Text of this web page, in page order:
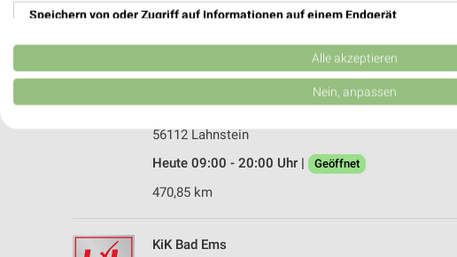
56112 Lahnstein
Heute 09:00 - 20:00 Uhr |
Geöffnet
470,85 km
KiK Bad Ems
Speichern von oder Zugriff auf Informationen auf einem Endgerät
Verwendung reduzierter Daten zur Auswahl von Werbeanzeigen
Erstellung von Profilen für personalisierte Werbung
Erstellung von Profilen zur Personalisierung von Inhalten
Verwendung von Profilen zur Auswahl personalisierter Inhalte
Messung der Werbeleistung
Alle akzeptieren
Nein, anpassen